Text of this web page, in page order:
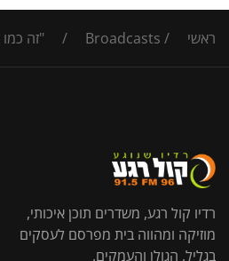
ראשי /
Broadcasts
/ "זה כמו כדור בראש,
רדיו קול רגע, משדרים תוכן איכותי,
מוזיקה ומהווה בית מפרסם לעסקים
בגליל, הגולן והעמקים.